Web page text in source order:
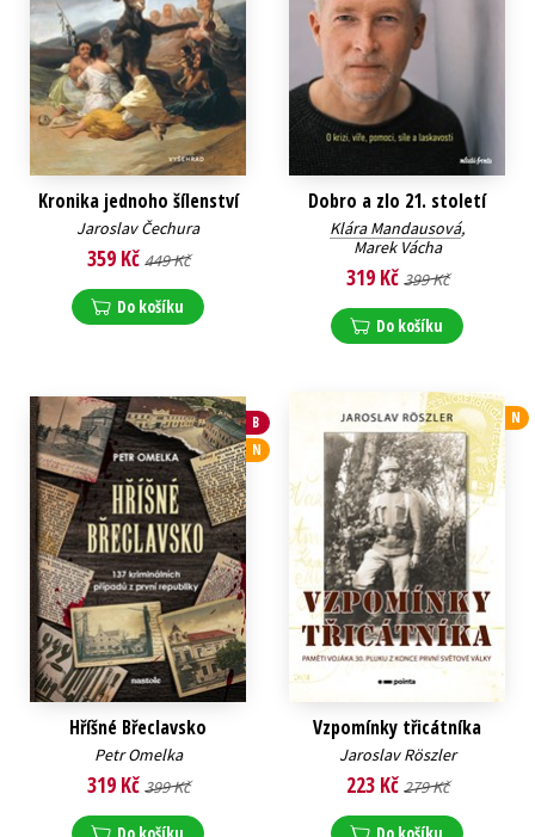
Kronika jednoho šílenství
Jaroslav Čechura
359 Kč 449 Kč
Do košíku
Dobro a zlo 21. století
Klára Mandausová,
Marek Vácha
319 Kč 399 Kč
Do košíku
B
N
Hříšné Břeclavsko
Petr Omelka
319 Kč 399 Kč
N
Vzpomínky třicátníka
Jaroslav Röszler
223 Kč 279 Kč